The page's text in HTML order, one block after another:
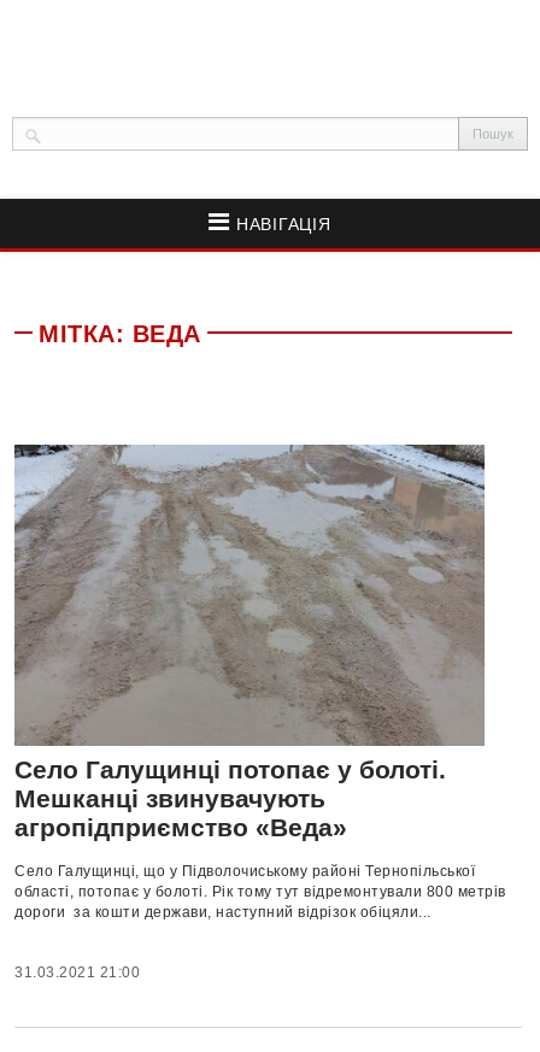
НАВІГАЦІЯ
МІТКА: ВЕДА
Село Галущинці потопає у болоті.
Мешканці звинувачують
агропідприємство «Веда»
Село Галущинці, що у Підволочиському районі Тернопільської
області, потопає у болоті. Рік тому тут відремонтували 800 метрів
дороги за кошти держави, наступний відрізок обіцяли...
31.03.2021 21:00